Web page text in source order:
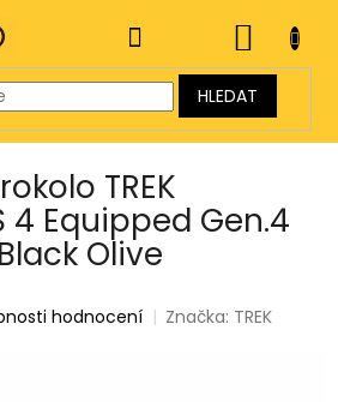
HLEDAT
KOŠÍK
TREK
4 Equipped Gen.4
Olive
hodnocení Značka: TREK